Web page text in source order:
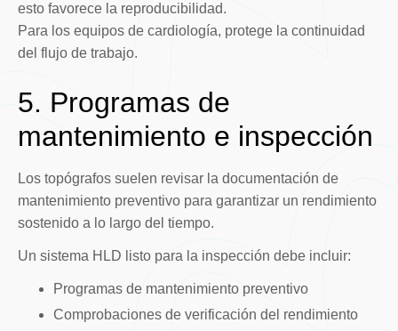
esto favorece la reproducibilidad.
Para los equipos de cardiología, protege la continuidad
del flujo de trabajo.
5. Programas de
mantenimiento e inspección
Los topógrafos suelen revisar la documentación de
mantenimiento preventivo para garantizar un rendimiento
sostenido a lo largo del tiempo.
Un sistema HLD listo para la inspección debe incluir:
Programas de mantenimiento preventivo
Comprobaciones de verificación del rendimiento